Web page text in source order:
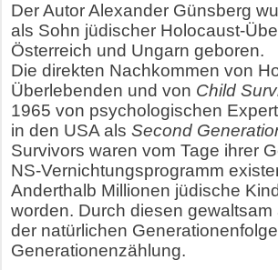
Der Autor Alexander Günsberg
als Sohn jüdischer Holocaust-
Österreich und Ungarn geboren.
Die direkten Nachkommen von
Überlebenden und von Child
1965 von psychologischen
in den USA als Second
Survivors waren vom Tage ihrer
NS-Vernichtungsprogramm
Anderthalb Millionen jüdische
worden. Durch diesen
der natürlichen
Generationenzählung.